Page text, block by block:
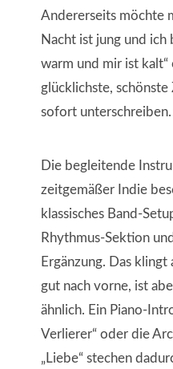
Andererseits möchte
Nacht ist jung und
warm und mir ist kalt“
glücklichste, schönste
sofort unterschreiben.
Die begleitende
zeitgemäßer Indie
klassisches Band-
Rhythmus-Sektion
Ergänzung. Das
gut nach vorne, ist
ähnlich. Ein Piano-
Verlierer“ oder die
„Liebe“ stechen